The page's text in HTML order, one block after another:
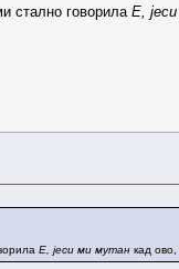
стално говорила Е,
Е, јеси ми мутан кад ово,